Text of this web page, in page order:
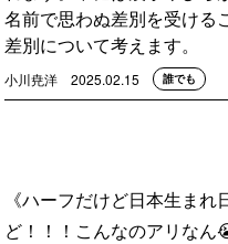
名前で思わぬ差別を受ける
差別について考えます。
小川尭洋 2025.02.15 誰でも
《ハーフだけど日本生ま
ど！！！こんなのアリな